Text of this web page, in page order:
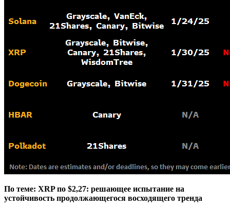
По теме: XRP по $2,27: решающее испытание на
устойчивость продолжающегося восходящего тренда